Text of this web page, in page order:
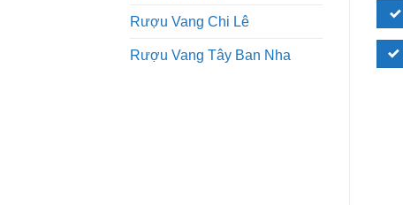
Rượu Vang Chi Lê
Rượu Vang Tây Ban Nha